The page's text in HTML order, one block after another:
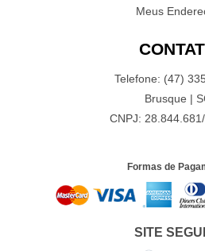
Meus
Telefone: (47)
Brusque |
CNPJ:
Formas de
SITE